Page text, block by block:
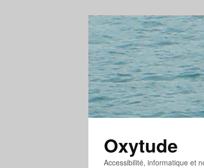
Oxytude
Accessibilité, informatique et